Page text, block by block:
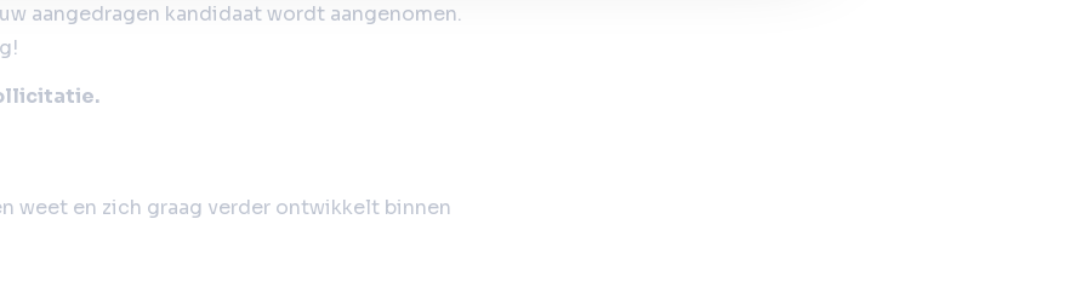
aangedragen kandidaat wordt aangenomen.
weet en zich graag verder ontwikkelt binnen